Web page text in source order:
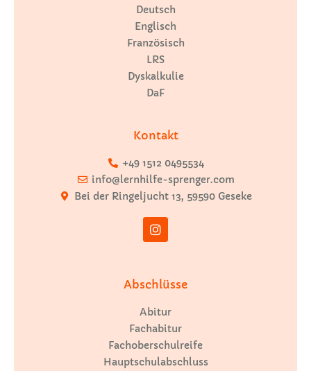
Deutsch
Englisch
Französisch
LRS
Dyskalkulie
DaF
Kontakt
+49 1512 0495534
info@lernhilfe-sprenger.com
Bei der Ringeljucht 13, 59590 Geseke
Abschlüsse
Abitur
Fachabitur
Fachoberschulreife
Hauptschulabschluss